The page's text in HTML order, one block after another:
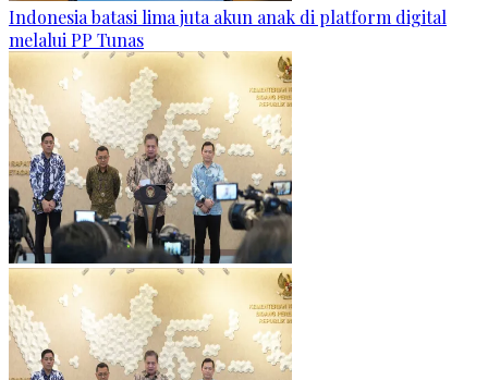
Indonesia batasi lima juta akun anak di platform digital
melalui PP Tunas